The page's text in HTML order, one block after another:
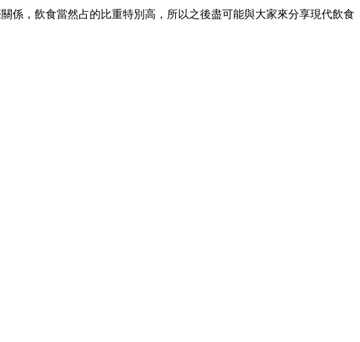
係，飲食當然占的比重特別高，所以之後盡可能與大家來分享現代飲食